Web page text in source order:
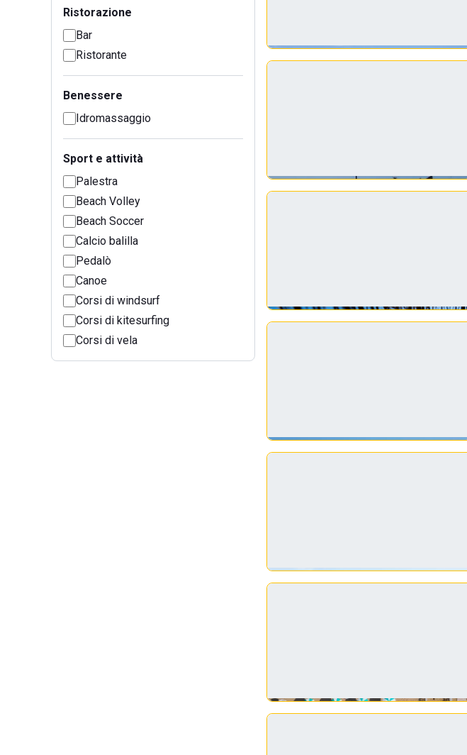
Ristorazione
Bar
Ristorante
Benessere
Idromassaggio
Sport e attività
Palestra
Beach Volley
Beach Soccer
Calcio balilla
Pedalò
Canoe
Corsi di windsurf
Corsi di kitesurfing
Corsi di vela